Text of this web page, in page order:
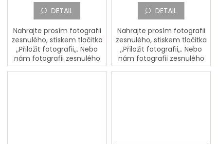
DETAIL
Nahrajte prosím fotografii
zesnulého, stiskem tlačitka
,,Přiložit fotografii,,. Nebo
nám fotografii zesnulého
pošlete poštou na adresu:
DETAIL
Nahrajte prosím fotografii
zesnulého, stiskem tlačitka
,,Přiložit fotografii,,. Nebo
nám fotografii zesnulého
pošlete poštou na adresu: